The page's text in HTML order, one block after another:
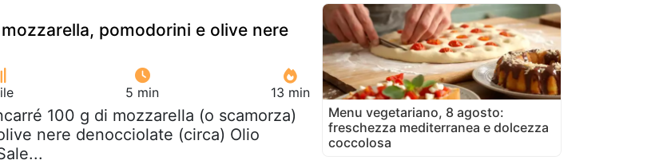
pomodorini e olive nere
5 min 13 min
100 g di mozzarella (o scamorza)
nere denocciolate (circa) Olio
Menu vegetariano, 8 agosto:
freschezza mediterranea e dolcezza
coccolosa